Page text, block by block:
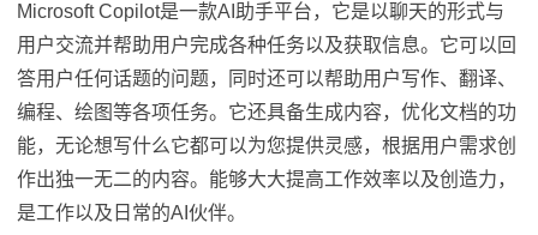
Microsoft Copilot是一款AI助手平台，它是以聊天的形式与
用户交流并帮助用户完成各种任务以及获取信息。它可以回
答用户任何话题的问题，同时还可以帮助用户写作、翻译、
编程、绘图等各项任务。它还具备生成内容，优化文档的功
能，无论想写什么它都可以为您提供灵感，根据用户需求创
作出独一无二的内容。能够大大提高工作效率以及创造力，
是工作以及日常的AI伙伴。